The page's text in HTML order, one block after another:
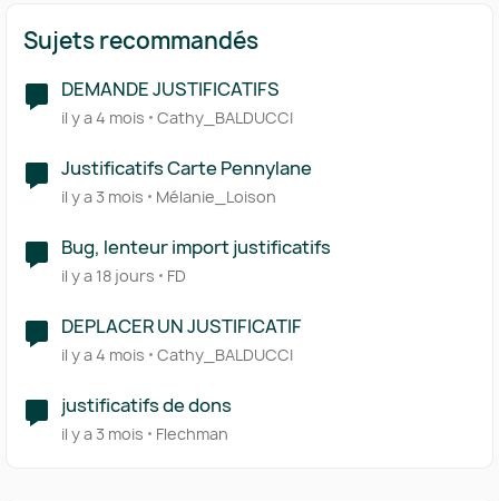
Sujets recommandés
DEMANDE JUSTIFICATIFS
il y a 4 mois Cathy_BALDUCCI
Justificatifs Carte Pennylane
il y a 3 mois Mélanie_Loison
Bug, lenteur import justificatifs
il y a 18 jours FD
DEPLACER UN JUSTIFICATIF
il y a 4 mois Cathy_BALDUCCI
justificatifs de dons
il y a 3 mois Flechman